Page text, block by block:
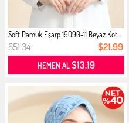
Soft Pamuk Eşarp 19090-11 Beyaz Kot...
$51.34 $21.99
HEMEN AL$13.19